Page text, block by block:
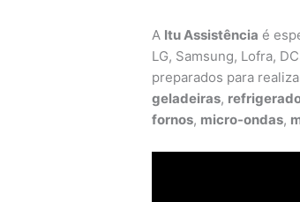
A Itu Assistência é
LG, Samsung, Lofra,
preparados para
geladeiras,
fornos, micro-ondas,